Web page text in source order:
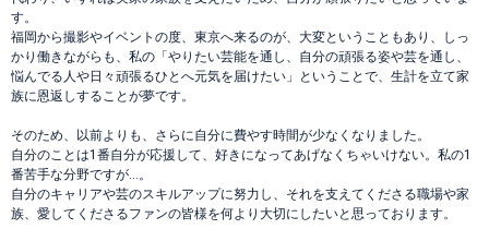
す。
福岡から撮影やイベントの度、東京へ来るのが、大変ということもあり、しっ
かり働きながらも、私の「やりたい芸能を通し、自分の頑張る姿や芸を通し、
悩んでる人や日々頑張るひとへ元気を届けたい」ということで、生計を立て家
族に恩返しすることが夢です。
そのため、以前よりも、さらに自分に費やす時間が少なくなりました。
自分のことは1番自分が応援して、好きになってあげなくちゃいけない。私の1
番苦手な分野ですが…。
自分のキャリアや芸のスキルアップに努力し、それを支えてくださる職場や家
族、愛してくださるファンの皆様を何より大切にしたいと思っております。